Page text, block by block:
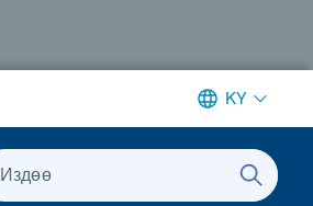
KY
Издөө